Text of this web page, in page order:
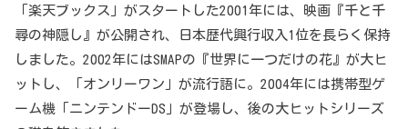
「楽天ブックス」がスタートした2001年には、映画『千と千
尋の神隠し』が公開され、日本歴代興行収入1位を長らく保持
しました。2002年にはSMAPの『世界に一つだけの花』が大ヒ
ットし、「オンリーワン」が流行語に。2004年には携帯型ゲ
ーム機「ニンテンドーDS」が登場し、後の大ヒットシリーズ